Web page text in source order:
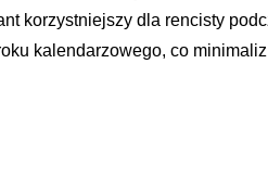
korzystniejszy dla rencisty
kalendarzowego, co